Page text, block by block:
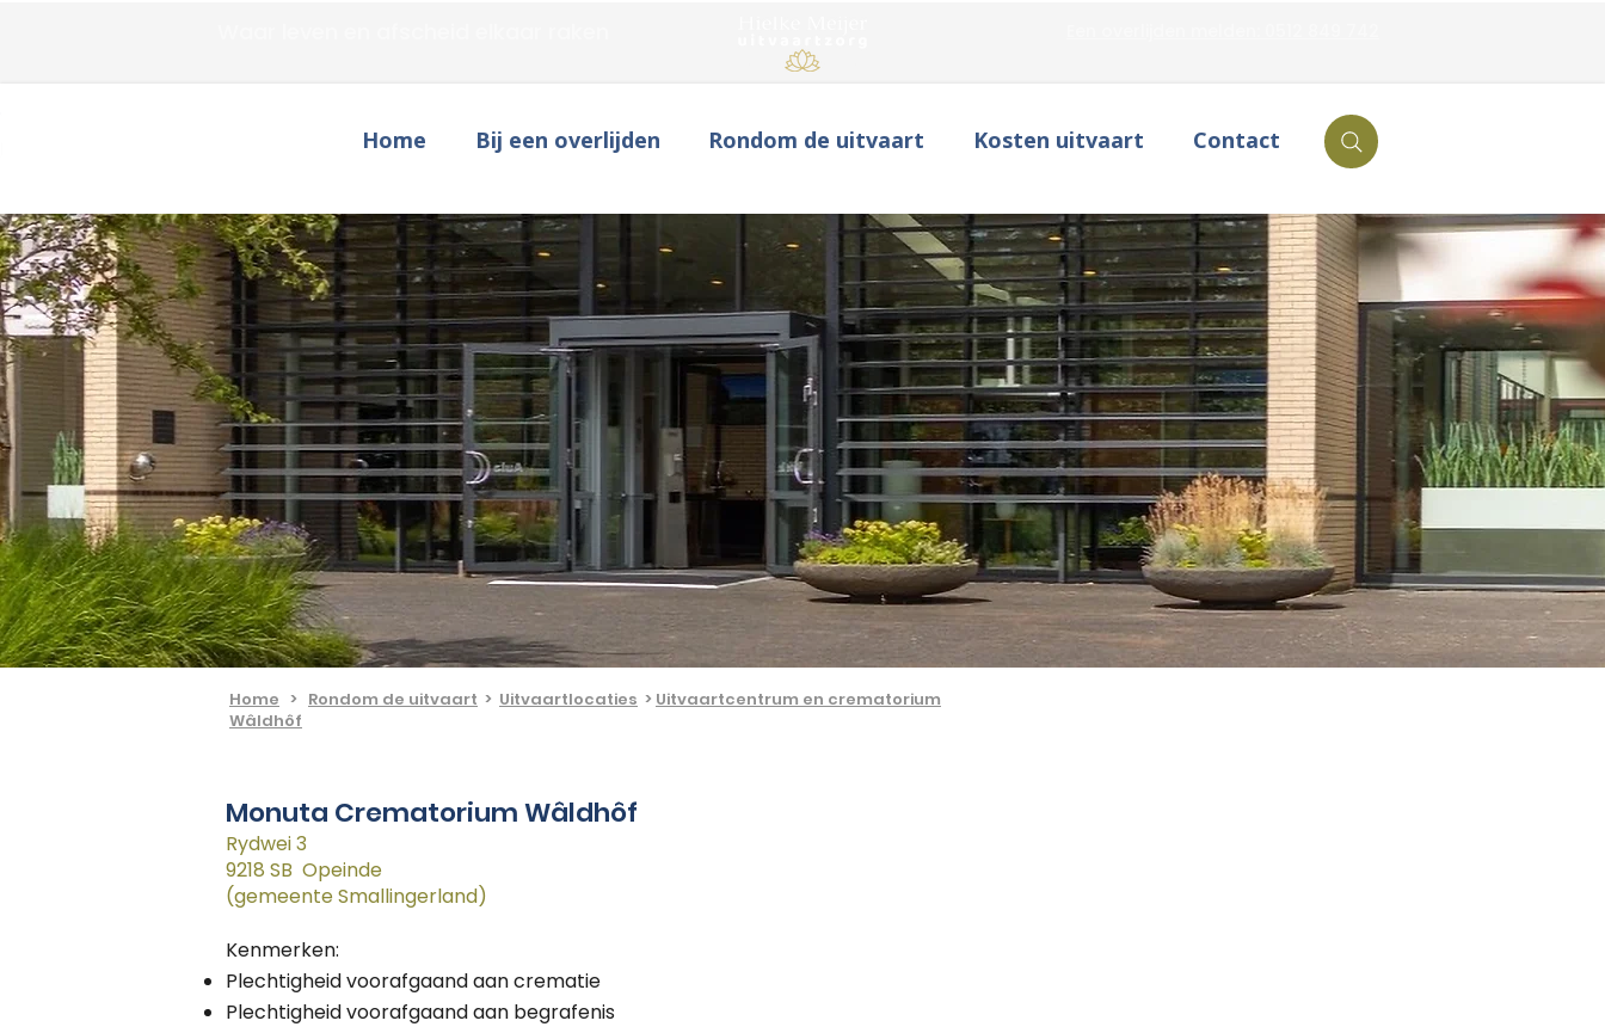
Home Bij een overlijden Rondom de uitvaart Kosten uitvaart Contact
Home > Rondom de uitvaart > Uitvaartlocaties > Uitvaartcentrum en crematorium
Wâldhôf
Monuta Crematorium Wâldhôf
Rydwei 3
9218 SB Opeinde
(gemeente Smallingerland)
Kenmerken:
Plechtigheid voorafgaand aan crematie
Plechtigheid voorafgaand aan begrafenis